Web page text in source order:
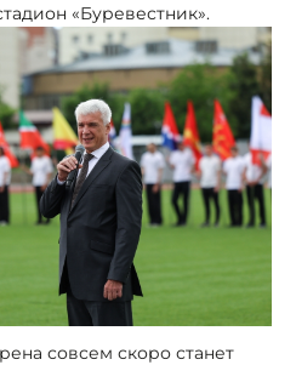
«Буревестник».
совсем скоро станет